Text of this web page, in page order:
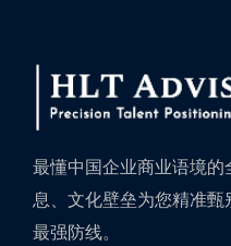
最懂中国企业商业语境
息、文化壁垒为您精准
最强防线。